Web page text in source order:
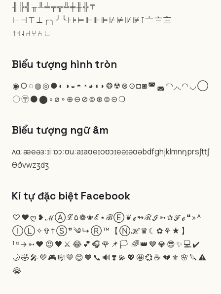
╢
╠╣ ╥╨╧╤╦╩╪╫╬〒
⊢⊣⊤⊥ ╭╮ ╯ ╰⊦⊧⊨⊩⊪⊫⊬⊭⊮⊯ ⊺〦〧〨
˦˧˨⑁ ⑂ ⑃ ∟
Biểu tượng hình tròn
◉○◌◍◎●◐ ◑◒◓ ◔◕ ◖ ◗ ❂☢⊗⊙◘◙◚ ◛◜◝ ◞◟ ◠◡◯
〇〶⚫⬤ ◦ ∅ ∘ ⊕⊖⊘⊚⊛⊜⊝❍
Biểu tượng ngữ âm
ʌɑ:æeəɜ:ɪi:ɒɔ:ʊu:aɪaʊeɪoʊɔɪeəɪəʊəbdfghjklmnŋprsʃttʃ
θðvwzʒdʒ
Kí tự đặc biệt Facebook
♡♥ღ ❥ℳⒶℒ۵❁❀ℰ⋆ℬⒺ❦ℯ↬ℛℐ➳✰ℱℴ❝»ᴬ
ⒾⓁ✧ ✞ †Ⓢ❞༄↳Ⓡ™ 【Ⓝℋ♛☾ ✿⚘ ★ 】
¹ᵅ→➵❤ 😍🖤 ⚔ 😂 💕 🎧🌹 📌🏳 🌈👑 💙💎😎✨💻✔
🌙🤣🎤 💜🎮🎼💛 😊🧡 📞 🔊❣ 💫 💖 🤩💞☕ 💔 ⚜ 🌸 🔪⚠
😭